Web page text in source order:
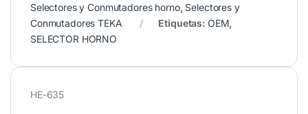
Selectores y Conmutadores horno, Selectores y
Conmutadores TEKA
Etiquetas: OEM,
SELECTOR HORNO
HE-635